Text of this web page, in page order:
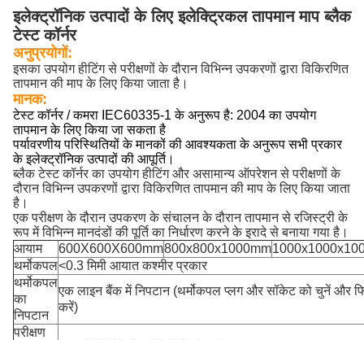
इलेक्ट्रॉनिक उत्पादों के लिए इलेक्ट्रिकल तापमान माप ब्लैक
टेस्ट कॉर्नर
अनुप्रयोगों:
इसका उपयोग हीटिंग से परीक्षणों के दौरान विभिन्न उपकरणों द्वारा विकिरणित
तापमान की माप के लिए किया जाता है।
मानक:
टेस्ट कॉर्नर / कमरा IEC60335-1 के अनुरूप है: 2004 का उपयोग
तापमान के लिए किया जा सकता है
पर्यावरणीय परिस्थितियों के मानकों की आवश्यकता के अनुरूप सभी प्रकार
के इलेक्ट्रॉनिक उत्पादों की आपूर्ति।
ब्लैक टेस्ट कॉर्नर का उपयोग हीटिंग और असामान्य ऑपरेशन से परीक्षणों के
दौरान विभिन्न उपकरणों द्वारा विकिरणित तापमान की माप के लिए किया जाता
है।
एक परीक्षण के दौरान उपकरण के संचालन के दौरान तापमान से रजिस्ट्री के
रूप में विभिन्न मानदंडों की पूर्ति का निर्धारण करने के इरादे से बनाया गया है।
आयाम
600X600X600mm800x800x1000mm
थर्मोकपल<0.3 मिमी आयात कश्मीर प्रकार
थर्मोकपल
का
निपटान
एक लाइन बैंक में निपटान (थर्मोकपल प्लग और सॉकेट को चुनें और
करें)
परीक्षण